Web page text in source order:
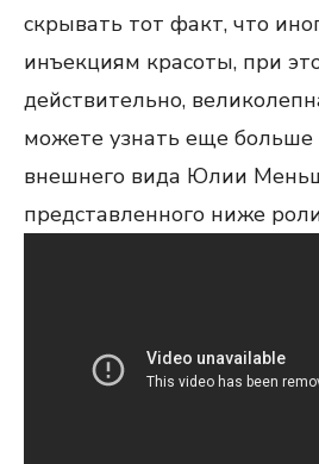
скрывать тот факт, что
инъекциям красоты, при
действительно,
можете узнать еще больше
внешнего вида Юлии
представленного ниже